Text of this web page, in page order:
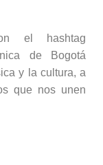
el hashtag
de Bogotá
y la cultura, a
que nos unen